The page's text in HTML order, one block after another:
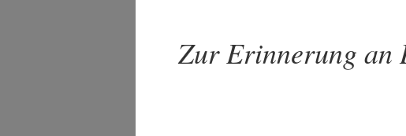
Zur Erinnerung an